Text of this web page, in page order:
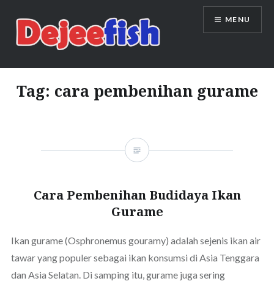
content
DEJEEFISH | PRODUSEN BENIH
IKAN BERKUALITAS INDONESIA
MENU
Tag: cara pembenihan gurame
Cara Pembenihan Budidaya Ikan
Gurame
Ikan gurame (Osphronemus gouramy) adalah sejenis ikan air
tawar yang populer sebagai ikan konsumsi di Asia Tenggara
dan Asia Selatan. Di samping itu, gurame juga sering